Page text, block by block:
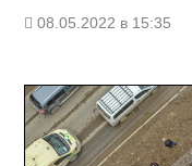
08.05.2022 в 15:35